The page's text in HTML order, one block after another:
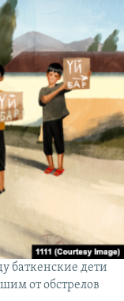
баткенские дети
от обстрелов